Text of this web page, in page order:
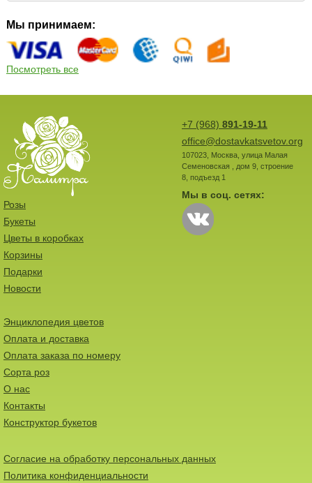
Мы принимаем:
Посмотреть все
+7 (968) 891-19-11
office@dostavkatsvetov.org
107023, Москва, улица Малая
Семеновская , дом 9, строение
8, подъезд 1
Мы в соц. сетях:
Розы
Букеты
Цветы в коробках
Корзины
Подарки
Новости
Энциклопедия цветов
Оплата и доставка
Оплата заказа по номеру
Сорта роз
О нас
Контакты
Конструктор букетов
Согласие на обработку персональных данных
Политика конфиденциальности